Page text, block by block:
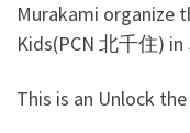
Murakami organize
Kids(PCN 北千住) in
This is an Unlock